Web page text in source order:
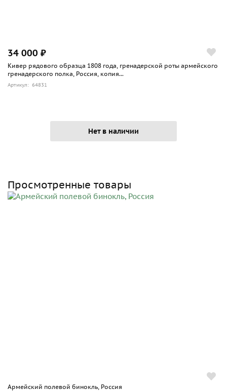
34 000 ₽
Кивер рядового образца 1808 года, гренадерской роты армейского
гренадерского полка, Россия, копия...
Артикул: 64831
Нет в наличии
Просмотренные товары
Армейский полевой бинокль, Россия